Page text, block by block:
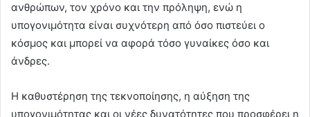
ανθρώπων, τον χρόνο και την πρόληψη, ενώ η
υπογονιμότητα είναι συχνότερη από όσο πιστεύει ο
κόσμος και μπορεί να αφορά τόσο γυναίκες όσο και
άνδρες.
Η καθυστέρηση της τεκνοποίησης, η αύξηση της
υπογονιμότητας και οι νέες δυνατότητες που προσφέρει η